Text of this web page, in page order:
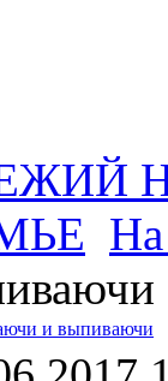
На
и выпиваючи